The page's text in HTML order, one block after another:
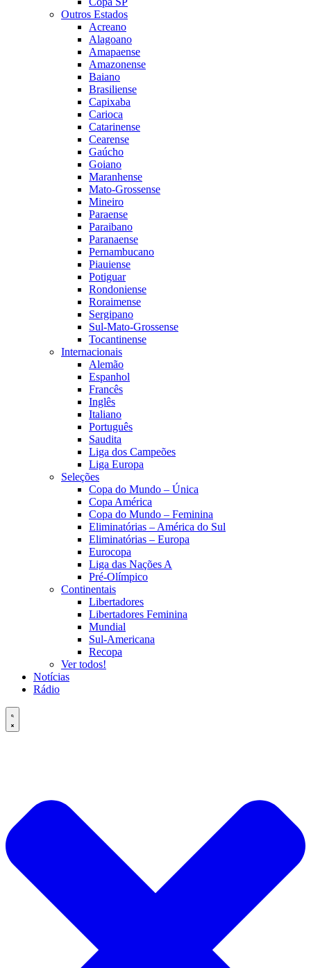
Outros Estados
Acreano
Alagoano
Amapaense
Amazonense
Baiano
Brasiliense
Capixaba
Carioca
Catarinense
Cearense
Gaúcho
Goiano
Maranhense
Mato-Grossense
Mineiro
Paraense
Paraibano
Paranaense
Pernambucano
Piauiense
Potiguar
Rondoniense
Roraimense
Sergipano
Sul-Mato-Grossense
Tocantinense
Internacionais
Alemão
Espanhol
Francês
Inglês
Italiano
Português
Saudita
Liga dos Campeões
Liga Europa
Seleções
Copa do Mundo – Única
Copa América
Copa do Mundo – Feminina
Eliminatórias – América do Sul
Eliminatórias – Europa
Eurocopa
Liga das Nações A
Pré-Olímpico
Continentais
Libertadores
Libertadores Feminina
Mundial
Sul-Americana
Recopa
Ver todos!
Notícias
Rádio